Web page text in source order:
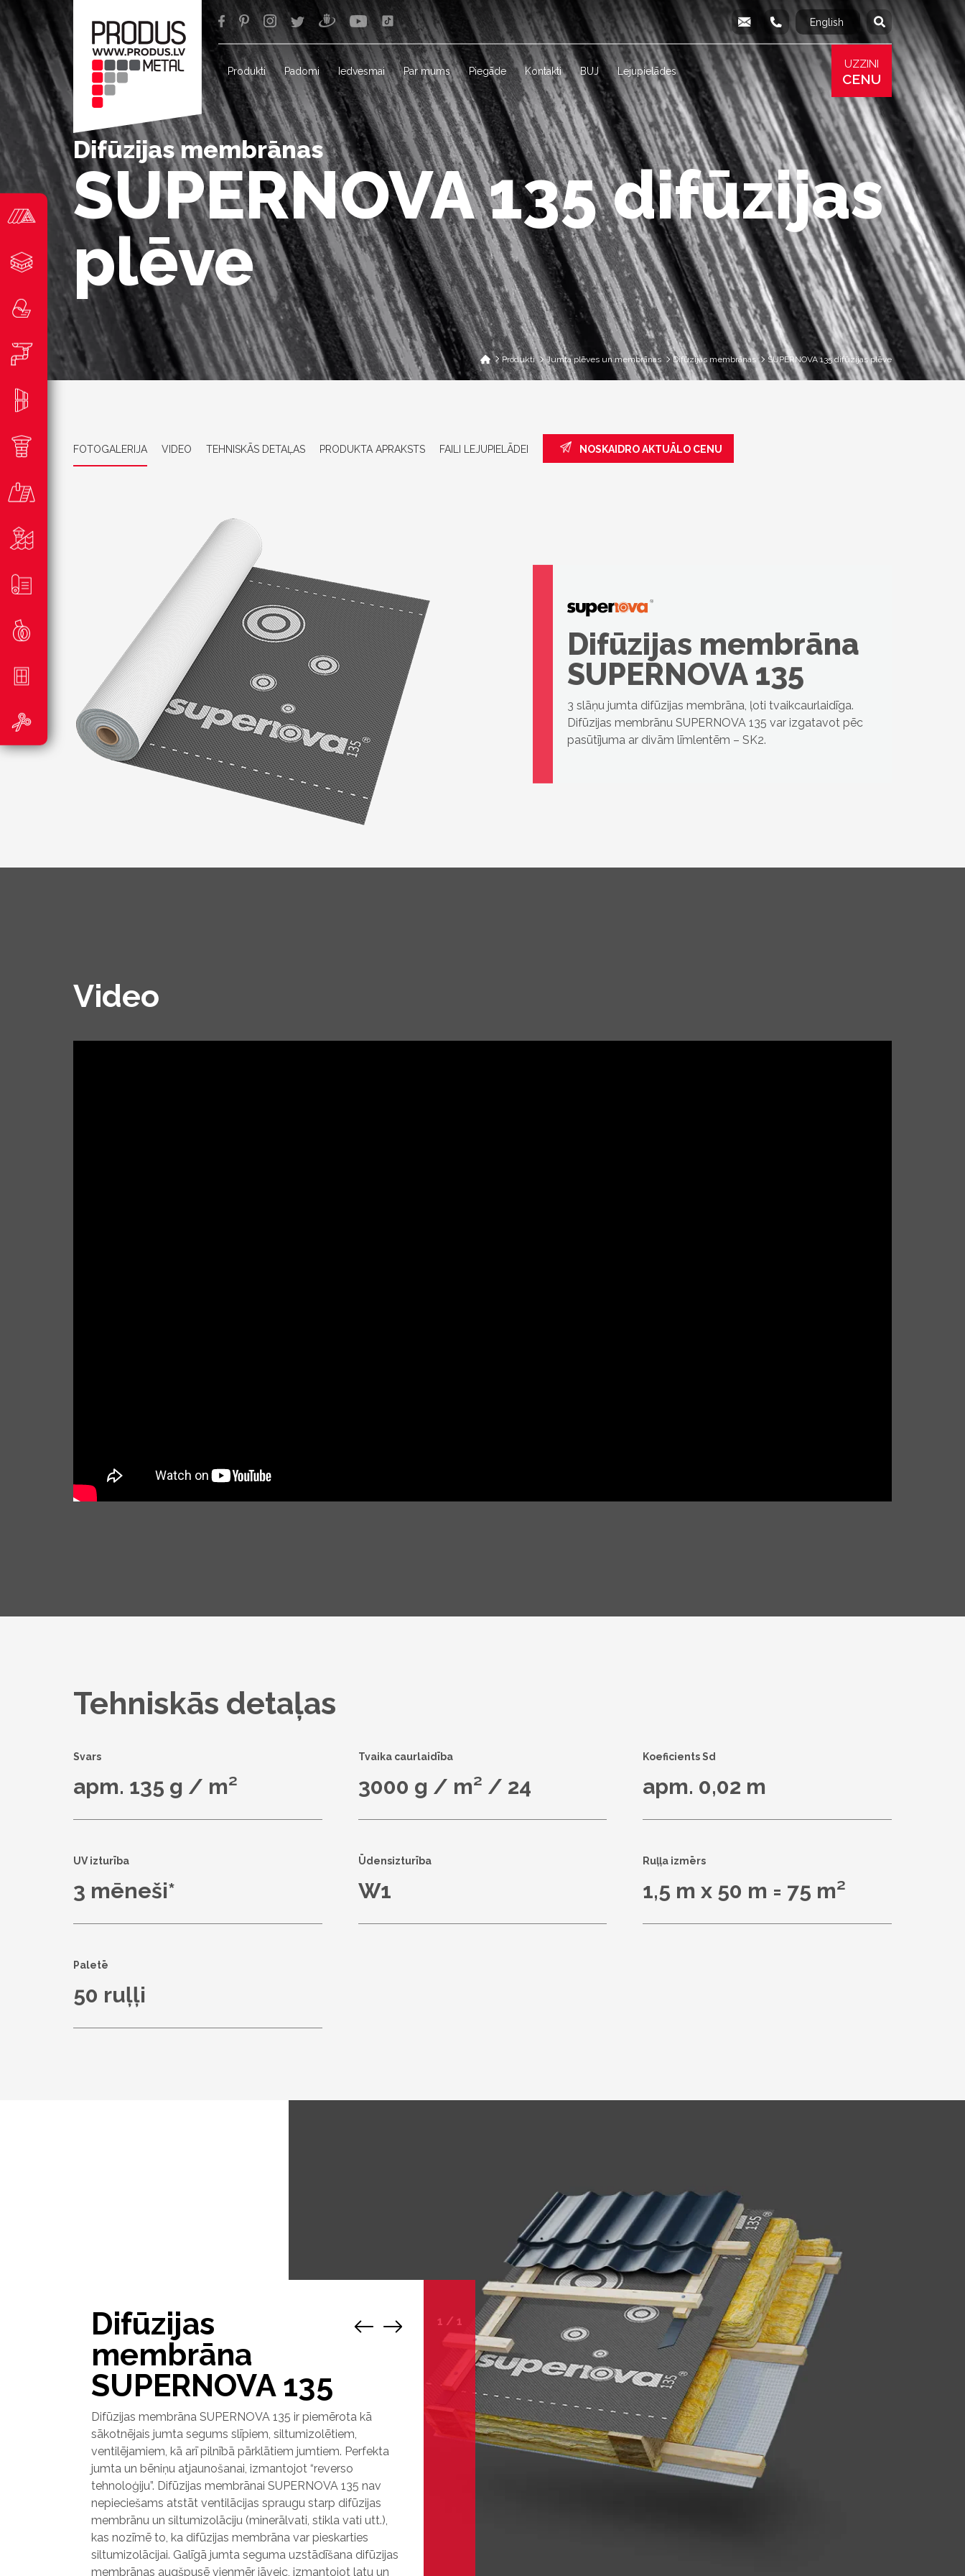
info@produs.lv
277 03 577 277 68 177 277 78
English Русский
Produkti Padomi Iedvesmai Par mums Piegāde Kontakti BUJ Lejupielādes
UZZINI
CENU
Difūzijas membrānas
SUPERNOVA 135 difūzijas
plēve
Produkti Jumta plēves un membrānas Difūzijas membrānas SUPERNOVA 135 difūzijas plēve
FOTOGALERIJA VIDEO TEHNISKĀS DETAĻAS PRODUKTA APRAKSTS FAILI LEJUPIELĀDEI NOSKAIDRO AKTUĀLO CENU
Difūzijas membrāna
SUPERNOVA 135
3 slāņu jumta difūzijas membrāna, ļoti tvaikcaurlaidīga.
Difūzijas membrānu SUPERNOVA 135 var izgatavot pēc
pasūtījuma ar divām līmlentēm – SK2.
Video
Tehniskās detaļas
Svars
apm. 135 g / m²
Tvaika caurlaidība
3000 g / m² / 24
Koeficients Sd
apm. 0,02 m
UV izturība
3 mēneši*
Ūdensizturība
W1
Ruļļa izmērs
1,5 m x 50 m = 75 m²
Paletē
50 ruļļi
Difūzijas
membrāna
SUPERNOVA 135
Difūzijas membrāna SUPERNOVA 135 ir piemērota kā
sākotnējais jumta segums slīpiem, siltumizolētiem,
ventilējamiem, kā arī pilnībā pārklātiem jumtiem. Perfekta
jumta un bēniņu atjaunošanai, izmantojot “reverso
tehnoloģiju”. Difūzijas membrānai SUPERNOVA 135 nav
nepieciešams atstāt ventilācijas spraugu starp difūzijas
membrānu un siltumizolāciju (minerālvati, stikla vati utt.),
kas nozīmē to, ka difūzijas membrāna var pieskarties
siltumizolācijai. Galīgā jumta seguma uzstādīšana difūzijas
membrānas augšpusē vienmēr jāveic, izmantojot latu un
1 / 1